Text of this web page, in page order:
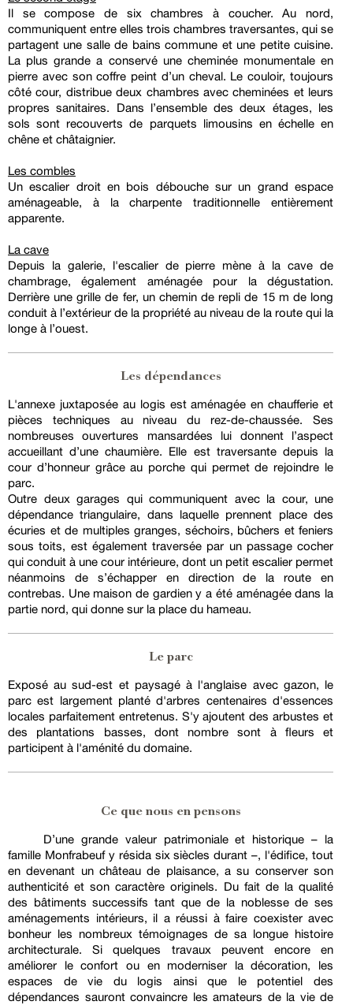
Il se compose de six chambres à coucher. Au nord,
communiquent entre elles trois chambres traversantes, qui se
partagent une salle de bains commune et une petite cuisine.
La plus grande a conservé une cheminée monumentale en
pierre avec son coffre peint d’un cheval. Le couloir, toujours
côté cour, distribue deux chambres avec cheminées et leurs
propres sanitaires. Dans l’ensemble des deux étages, les
sols sont recouverts de parquets limousins en échelle en
chêne et châtaignier.
Les combles
Un escalier droit en bois débouche sur un grand espace
aménageable, à la charpente traditionnelle entièrement
apparente.
La cave
Depuis la galerie, l'escalier de pierre mène à la cave de
chambrage, également aménagée pour la dégustation.
Derrière une grille de fer, un chemin de repli de 15 m de long
conduit à l’extérieur de la propriété au niveau de la route qui la
longe à l’ouest.
Les dépendances
L'annexe juxtaposée au logis est aménagée en chaufferie et
pièces techniques au niveau du rez-de-chaussée. Ses
nombreuses ouvertures mansardées lui donnent l’aspect
accueillant d’une chaumière. Elle est traversante depuis la
cour d’honneur grâce au porche qui permet de rejoindre le
parc.
Outre deux garages qui communiquent avec la cour, une
dépendance triangulaire, dans laquelle prennent place des
écuries et de multiples granges, séchoirs, bûchers et feniers
sous toits, est également traversée par un passage cocher
qui conduit à une cour intérieure, dont un petit escalier permet
néanmoins de s’échapper en direction de la route en
contrebas. Une maison de gardien y a été aménagée dans la
partie nord, qui donne sur la place du hameau.
Le parc
Exposé au sud-est et paysagé à l'anglaise avec gazon, le
parc est largement planté d'arbres centenaires d'essences
locales parfaitement entretenus. S'y ajoutent des arbustes et
des plantations basses, dont nombre sont à fleurs et
participent à l'aménité du domaine.
Ce que nous en pensons
D’une grande valeur patrimoniale et historique – la
famille Monfrabeuf y résida six siècles durant –, l'édifice, tout
en devenant un château de plaisance, a su conserver son
authenticité et son caractère originels. Du fait de la qualité
des bâtiments successifs tant que de la noblesse de ses
aménagements intérieurs, il a réussi à faire coexister avec
bonheur les nombreux témoignages de sa longue histoire
architecturale. Si quelques travaux peuvent encore en
améliorer le confort ou en moderniser la décoration, les
espaces de vie du logis ainsi que le potentiel des
dépendances sauront convaincre les amateurs de la vie de